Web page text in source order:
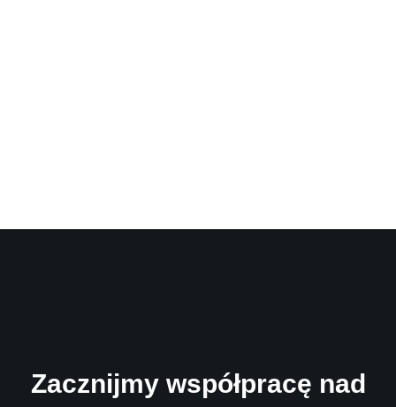
Zacznijmy współpracę nad